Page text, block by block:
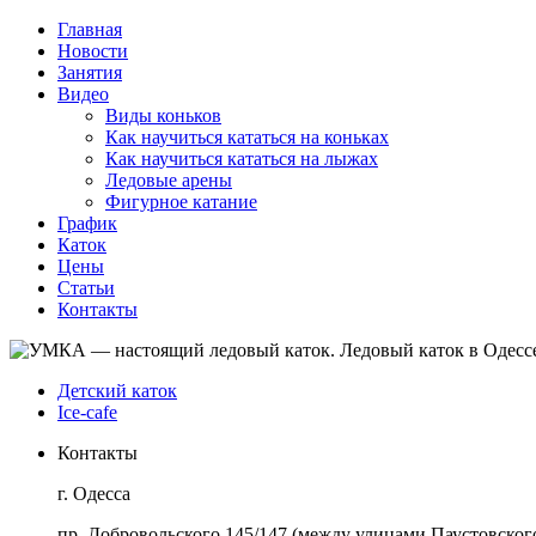
Главная
Новости
Занятия
Видео
Виды коньков
Как научиться кататься на коньках
Как научиться кататься на лыжах
Ледовые арены
Фигурное катание
График
Каток
Цены
Статьи
Контакты
Детский каток
Ice-cafe
Контакты
г. Одесса